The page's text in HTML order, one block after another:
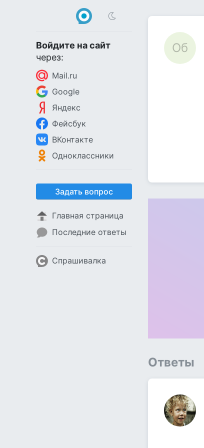
Войдите на сайт
через:
Mail.ru
Google
Яндекс
Фейсбук
ВКонтакте
Одноклассники
Задать вопрос
Главная страница
Последние ответы
Спрашивалка
Об
Ответы